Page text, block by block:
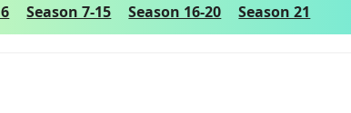
Season 7-15 Season 16-20 Season 21